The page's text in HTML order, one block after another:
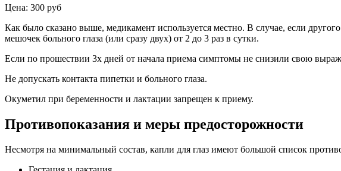
Цена: 300 руб
Как было сказано выше, медикамент используется местно. В случае, если
мешочек больного глаза (или сразу двух) от 2 до 3 раз в сутки.
Если по прошествии 3х дней от начала приема симптомы не снизили свою
Не допускать контакта пипетки и больного глаза.
Окуметил при беременности и лактации запрещен к приему.
Противопоказания и меры предосторожности
Несмотря на минимальный состав, капли для глаз имеют большой список